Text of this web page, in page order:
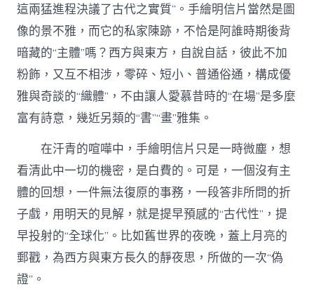
這兩猛進程決議了古代之實質”。手繪明信片當然是圖
像的景不雅，而它的私家陳跡，不恰是阿誰時期後背
暗藏的“主體”嗎？西方與東方，自說自話，彼此不加
粉飾，又互不相涉，零碎、短小、普通俗通，構成優
雅與奇談的“織體”，不由讓人愛慕昔時的“在場”是多麼
富有詩意，幾近另類的“書”“畫”雅集。
在汗青的喧嘩中，手繪明信片只是一時微塵，想
看清此中一切的機密，是白費的。可是，一個沒有主
體的回想，一件無法復原的事務，一段答非所問的折
子戲，用明天的見解，就是提早預感的“古代性”，提
早投射的“全球化”。比如舊世界的夜晚，蓋上月亮的
郵戳，為西方與東方長久的靜夜思，所做的一次“偽
證”。